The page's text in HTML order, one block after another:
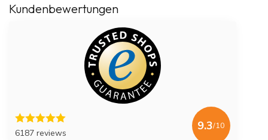
Kundenbewertungen
6187 reviews
9.3/10